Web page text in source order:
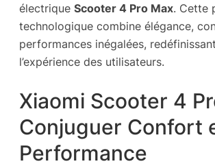
électrique Scooter 4 Pro Max. Cette
technologique combine élégance,
performances inégalées,
l’expérience des utilisateurs.
Xiaomi Scooter 4
Conjuguer Confort
Performance